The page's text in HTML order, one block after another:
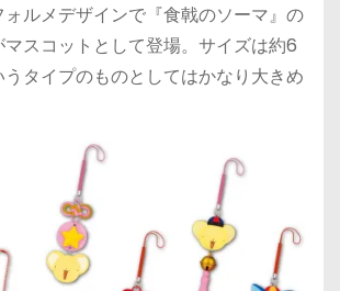
ルメデザインで『食戟のソーマ』の
マスコットとして登場。サイズは約6
タイプのものとしてはかなり大きめ